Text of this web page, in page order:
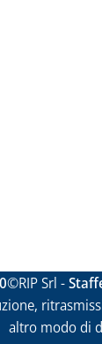
©RIP Srl -
altro modo di